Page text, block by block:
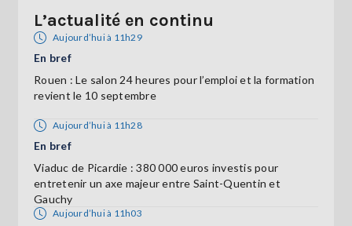
L’actualité en continu
Aujourd’hui à 11h29
En bref
Rouen : Le salon 24 heures pour l’emploi et la formation
revient le 10 septembre
Aujourd’hui à 11h28
En bref
Viaduc de Picardie : 380 000 euros investis pour
entretenir un axe majeur entre Saint-Quentin et
Gauchy
Aujourd’hui à 11h03